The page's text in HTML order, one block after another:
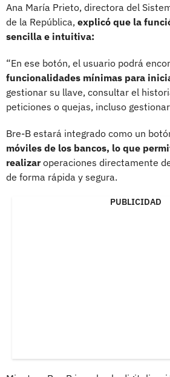
Ana María Prieto, directora del
de la República, explicó que la
sencilla e intuitiva:
“En ese botón, el usuario podrá
funcionalidades mínimas para
gestionar su llave, consultar el
peticiones o quejas, incluso
Bre-B estará integrado como un
móviles de los bancos, lo que
realizaroperaciones directamente
de forma rápida y segura.
PUBLICIDAD